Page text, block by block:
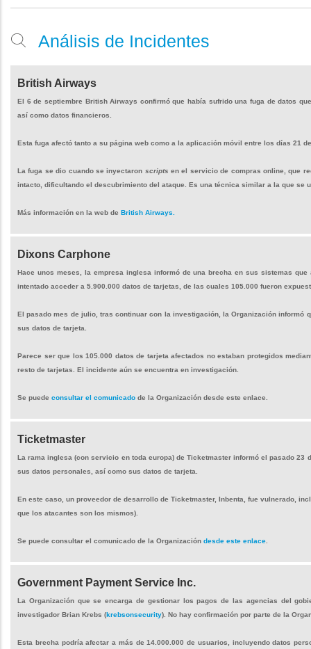
Análisis de Incidentes
British Airways
El 6 de septiembre British Airways confirmó que había sufrido una fuga de datos
así como datos financieros.
Esta fuga afectó tanto a su página web como a la aplicación móvil entre los días 21
La fuga se dio cuando se inyectaron scripts en el servicio de compras online, que
intacto, dificultando el descubrimiento del ataque. Es una técnica similar a la que se
Más información en la web de British Airways.
Dixons Carphone
Hace unos meses, la empresa inglesa informó de una brecha en sus sistemas
intentado acceder a 5.900.000 datos de tarjetas, de las cuales 105.000 fueron
El pasado mes de julio, tras continuar con la investigación, la Organización informó
sus datos de tarjeta.
Parece ser que los 105.000 datos de tarjeta afectados no estaban protegidos
resto de tarjetas. El incidente aún se encuentra en investigación.
Se puede consultar el comunicado de la Organización desde este enlace.
Ticketmaster
La rama inglesa (con servicio en toda europa) de Ticketmaster informó el pasado
sus datos personales, así como sus datos de tarjeta.
En este caso, un proveedor de desarrollo de Ticketmaster, Inbenta, fue vulnerado,
que los atacantes son los mismos).
Se puede consultar el comunicado de la Organización desde este enlace
Government Payment Service Inc.
La Organización que se encarga de gestionar los pagos de las agencias del
investigador Brian Krebs (krebsonsecurity). No hay confirmación por parte de la
Esta brecha podría afectar a más de 14.000.000 de usuarios, incluyendo datos